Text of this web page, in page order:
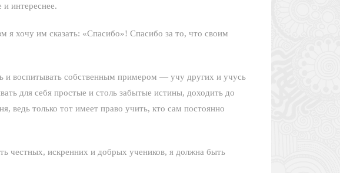
и интереснее.
я хочу им сказать: «Спасибо»! Спасибо за то, что своим
и воспитывать собственным примером — учу других и учусь
для себя простые и столь забытые истины, доходить до
ведь только тот имеет право учить, кто сам постоянно
честных, искренних и добрых учеников, я должна быть